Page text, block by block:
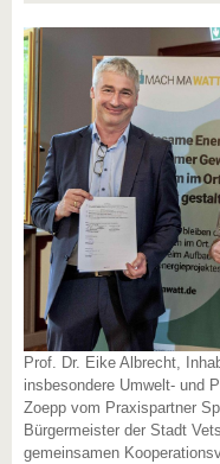
Prof. Dr. Eike Albrecht,
insbesondere Umwelt- und
Zoepp vom Praxispartner
Bürgermeister der Stadt
gemeinsamen